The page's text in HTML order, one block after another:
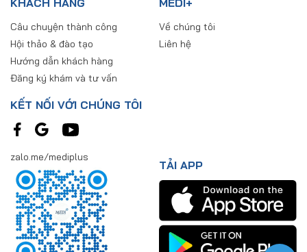
KHÁCH HÀNG
Câu chuyện thành công
Hội thảo & đào tạo
Hướng dẫn khách hàng
Đăng ký khám và tư vấn
MEDI+
Về chúng tôi
Liên hệ
KẾT NỐI VỚI CHÚNG TÔI
zalo.me/mediplus
TẢI APP